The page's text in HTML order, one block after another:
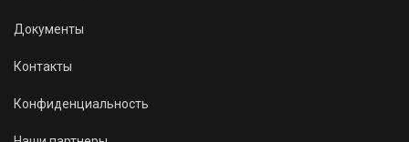
Документы
Контакты
Конфиденциальность